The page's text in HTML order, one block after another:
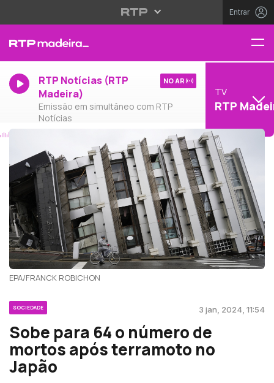
Entrar
RTP Notícias (RTP
Madeira)
Emissão em simultâneo com RTP
Notícias
NO AR
TV
RTP
EPA/FRANCK ROBICHON
SOCIEDADE 3 jan, 2024, 11:54
Sobe para 64 o número de
mortos após terramoto no
Japão